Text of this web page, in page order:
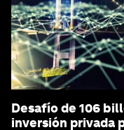
Desafío de 106
inversión privada